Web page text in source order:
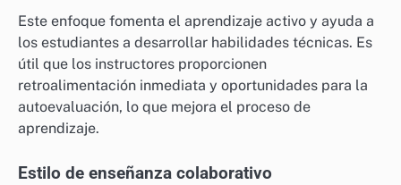
Este enfoque fomenta el aprendizaje activo y ayuda a
los estudiantes a desarrollar habilidades técnicas. Es
útil que los instructores proporcionen
retroalimentación inmediata y oportunidades para la
autoevaluación, lo que mejora el proceso de
aprendizaje.
Estilo de enseñanza colaborativo